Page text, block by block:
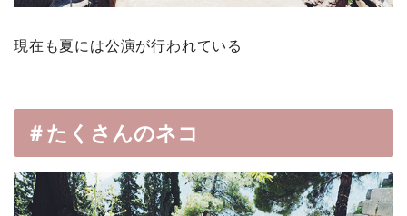
現在も夏には公演が行われている
＃たくさんのネコ